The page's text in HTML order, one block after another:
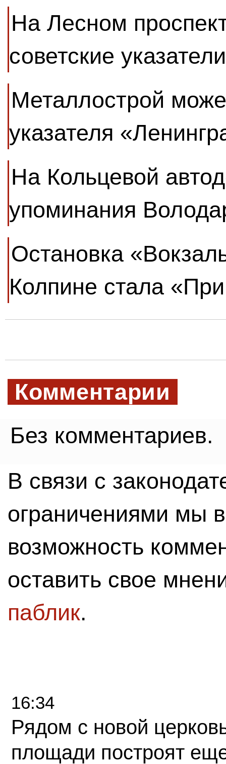
На Лесном
советские
Металлострой
указателя
На Кольцевой
упоминания
Остановка
Колпине стала
Комментарии
Без комментариев.
В связи с
ограничениями мы
возможность
оставить свое
паблик.
16:34
Рядом с новой
площади построят